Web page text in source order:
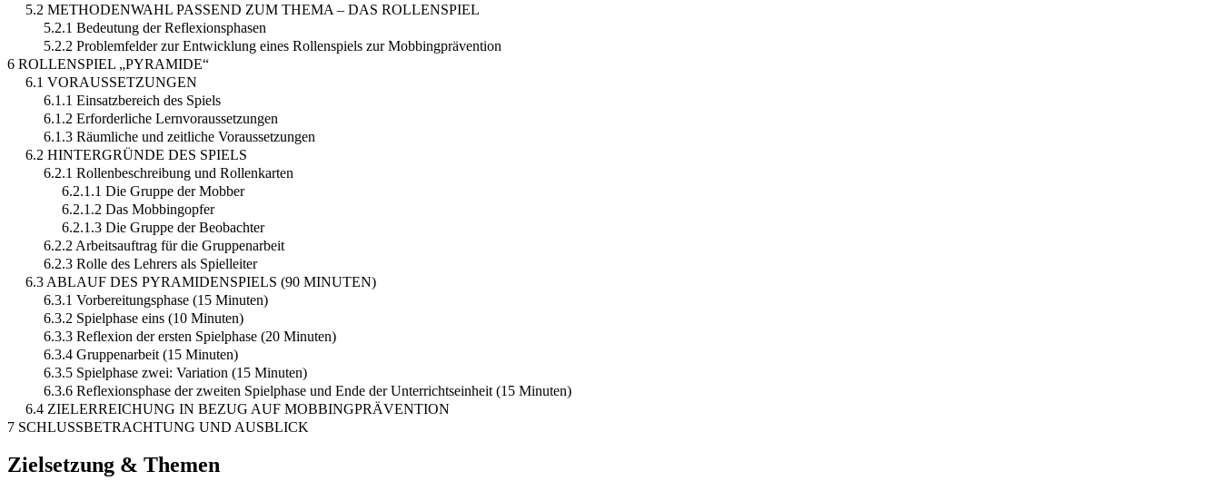
5.2 METHODENWAHL PASSEND ZUM THEMA – DAS ROLLENSPIEL
5.2.1 Bedeutung der Reflexionsphasen
5.2.2 Problemfelder zur Entwicklung eines Rollenspiels zur Mobbingprävention
6 ROLLENSPIEL „PYRAMIDE“
6.1 VORAUSSETZUNGEN
6.1.1 Einsatzbereich des Spiels
6.1.2 Erforderliche Lernvoraussetzungen
6.1.3 Räumliche und zeitliche Voraussetzungen
6.2 HINTERGRÜNDE DES SPIELS
6.2.1 Rollenbeschreibung und Rollenkarten
6.2.1.1 Die Gruppe der Mobber
6.2.1.2 Das Mobbingopfer
6.2.1.3 Die Gruppe der Beobachter
6.2.2 Arbeitsauftrag für die Gruppenarbeit
6.2.3 Rolle des Lehrers als Spielleiter
6.3 ABLAUF DES PYRAMIDENSPIELS (90 MINUTEN)
6.3.1 Vorbereitungsphase (15 Minuten)
6.3.2 Spielphase eins (10 Minuten)
6.3.3 Reflexion der ersten Spielphase (20 Minuten)
6.3.4 Gruppenarbeit (15 Minuten)
6.3.5 Spielphase zwei: Variation (15 Minuten)
6.3.6 Reflexionsphase der zweiten Spielphase und Ende der Unterrichtseinheit (15 Minuten)
6.4 ZIELERREICHUNG IN BEZUG AUF MOBBINGPRÄVENTION
7 SCHLUSSBETRACHTUNG UND AUSBLICK
Zielsetzung & Themen